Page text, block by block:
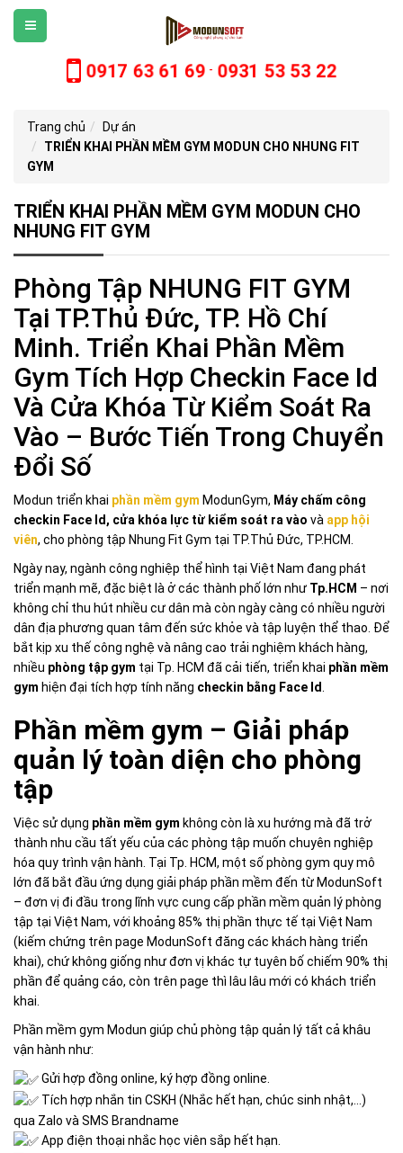
0917 63 61 69 - 0931 53 53 22
Trang chủ
Dự án
TRIỂN KHAI PHẦN MỀM GYM MODUN CHO NHUNG FIT
GYM
TRIỂN KHAI PHẦN MỀM GYM MODUN CHO
NHUNG FIT GYM
Phòng Tập NHUNG FIT GYM
Tại TP.Thủ Đức, TP. Hồ Chí
Minh. Triển Khai Phần Mềm
Gym Tích Hợp Checkin Face Id
Và Cửa Khóa Từ Kiểm Soát Ra
Vào – Bước Tiến Trong Chuyển
Đổi Số
Modun triển khai phần mềm gym ModunGym, Máy chấm công
checkin Face Id, cửa khóa lực từ kiểm soát ra vào và app hội
viên, cho phòng tập Nhung Fit Gym tại TP.Thủ Đức, TP.HCM.
Ngày nay, ngành công nghiệp thể hình tại Việt Nam đang phát
triển mạnh mẽ, đặc biệt là ở các thành phố lớn như Tp.HCM – nơi
không chỉ thu hút nhiều cư dân mà còn ngày càng có nhiều người
dân địa phương quan tâm đến sức khỏe và tập luyện thể thao. Để
bắt kịp xu thế công nghệ và nâng cao trải nghiệm khách hàng,
nhiều phòng tập gym tại Tp. HCM đã cải tiến, triển khai phần mềm
gym hiện đại tích hợp tính năng checkin bằng Face Id.
Phần mềm gym – Giải pháp
quản lý toàn diện cho phòng
tập
Việc sử dụng phần mềm gym không còn là xu hướng mà đã trở
thành nhu cầu tất yếu của các phòng tập muốn chuyên nghiệp
hóa quy trình vận hành. Tại Tp. HCM, một số phòng gym quy mô
lớn đã bắt đầu ứng dụng giải pháp phần mềm đến từ ModunSoft
– đơn vị đi đầu trong lĩnh vực cung cấp phần mềm quản lý phòng
tập tại Việt Nam, với khoảng 85% thị phần thực tế tại Việt Nam
(kiếm chứng trên page ModunSoft đăng các khách hàng triển
khai), chứ không giống như đơn vị khác tự tuyên bố chiếm 90% thị
phần để quảng cáo, còn trên page thì lâu lâu mới có khách triển
khai.
Phần mềm gym Modun giúp chủ phòng tập quản lý tất cả khâu
vận hành như:
Gửi hợp đồng online, ký hợp đồng online.
Tích hợp nhắn tin CSKH (Nhắc hết hạn, chúc sinh nhật,…)
qua Zalo và SMS Brandname
App điện thoại nhắc học viên sắp hết hạn.